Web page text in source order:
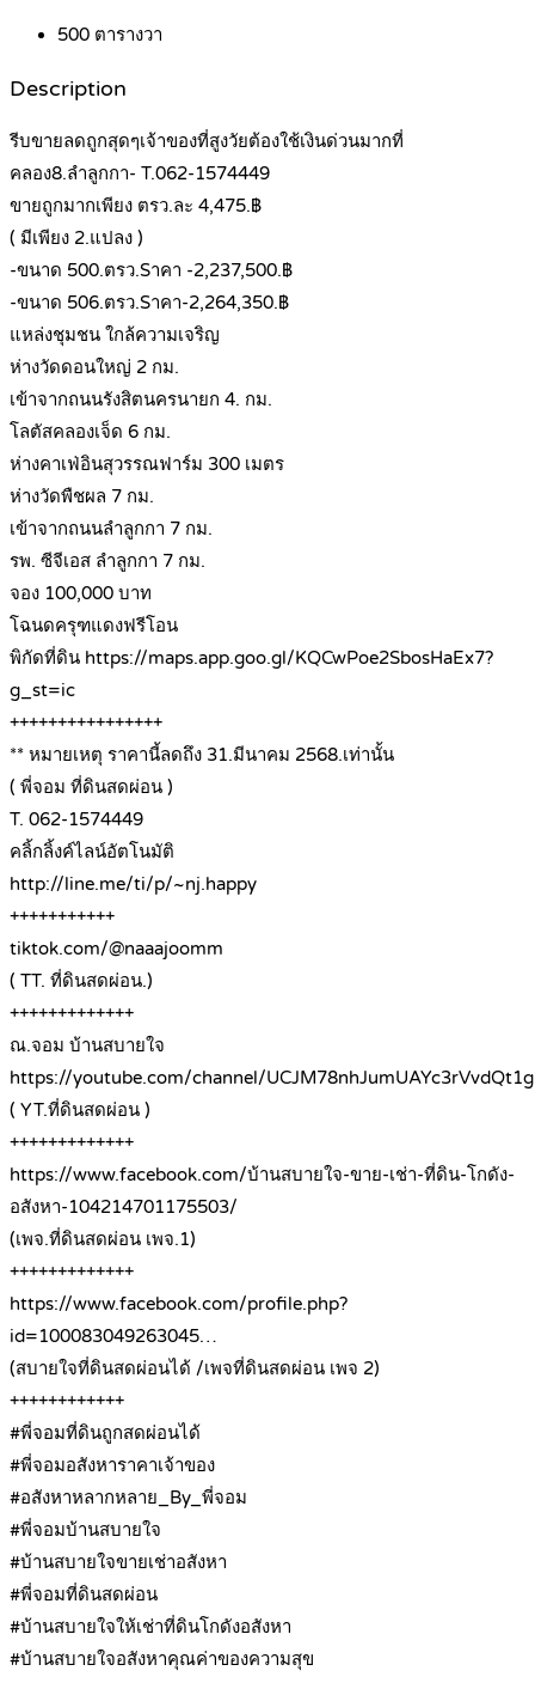
500 ตารางวา
Description
รีบขายลดถูกสุดๆเจ้าของที่สูงวัยต้องใช้เงินด่วนมากที่
คลอง8.ลำลูกกา- T.062-1574449
ขายถูกมากเพียง ตรว.ละ 4,475.฿
( มีเพียง 2.แปลง )
-ขนาด 500.ตรว.Sาคา -2,237,500.฿
-ขนาด 506.ตรว.Sาคา-2,264,350.฿
แหล่งชุมชน ใกล้ความเจริญ
ห่างวัดดอนใหญ่ 2 กม.
เข้าจากถนนรังสิตนครนายก 4. กม.
โลตัสคลองเจ็ด 6 กม.
ห่างคาเฟ่อินสุวรรณฟาร์ม 300 เมตร
ห่างวัดพืชผล 7 กม.
เข้าจากถนนลำลูกกา 7 กม.
รพ. ซีจีเอส ลำลูกกา 7 กม.
จอง 100,000 บาท
โฉนดครุฑแดงฟรีโอน
พิกัดที่ดิน https://maps.app.goo.gl/KQCwPoe2SbosHaEx7?
g_st=ic
++++++++++++++++
** หมายเหตุ ราคานี้ลดถึง 31.มีนาคม 2568.เท่านั้น
( พี่จอม ที่ดินสดผ่อน )
T. 062-1574449
คลิ้กลิ้งค์ไลน์อัตโนมัติ
http://line.me/ti/p/~nj.happy
+++++++++++
tiktok.com/@naaajoomm
( TT. ที่ดินสดผ่อน.)
+++++++++++++
ณ.จอม บ้านสบายใจ
https://youtube.com/channel/UCJM78nhJumUAYc3rVvdQt1g
( YT.ที่ดินสดผ่อน )
+++++++++++++
https://www.facebook.com/บ้านสบายใจ-ขาย-เช่า-ที่ดิน-โกดัง-
อสังหา-104214701175503/
(เพจ.ที่ดินสดผ่อน เพจ.1)
+++++++++++++
https://www.facebook.com/profile.php?
id=100083049263045…
(สบายใจที่ดินสดผ่อนได้ /เพจที่ดินสดผ่อน เพจ 2)
++++++++++++
#พี่จอมที่ดินถูกสดผ่อนได้
#พี่จอมอสังหาราคาเจ้าของ
#อสังหาหลากหลาย_By_พี่จอม
#พี่จอมบ้านสบายใจ
#บ้านสบายใจขายเช่าอสังหา
#พี่จอมที่ดินสดผ่อน
#บ้านสบายใจให้เช่าที่ดินโกดังอสังหา
#บ้านสบายใจอสังหาคุณค่าของความสุข